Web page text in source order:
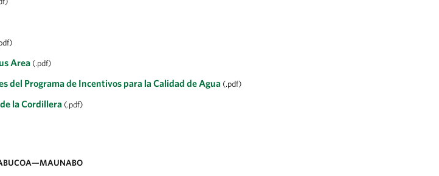
Area (.pdf)
del Programa de Incentivos para la Calidad de Agua (.pdf)
la Cordillera (.pdf)